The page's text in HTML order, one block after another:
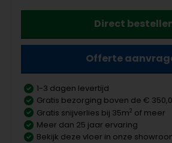
Direct
Offerte
1-3 dagen levertijd
Gratis bezorging boven de €
Gratis snijverlies bij 35m2 of meer
Meer dan 25 jaar ervaring
Bekijk deze vloer in onze